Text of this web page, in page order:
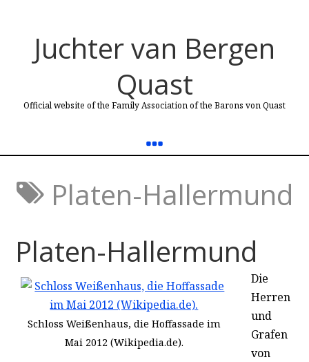
Juchter van Bergen
Quast
Official website of the Family Association of the Barons von Quast
Platen-Hallermund
Platen-Hallermund
Schloss Weißenhaus, die Hoffassade im
Mai 2012 (Wikipedia.de).
Die
Herren
und
Grafen
von